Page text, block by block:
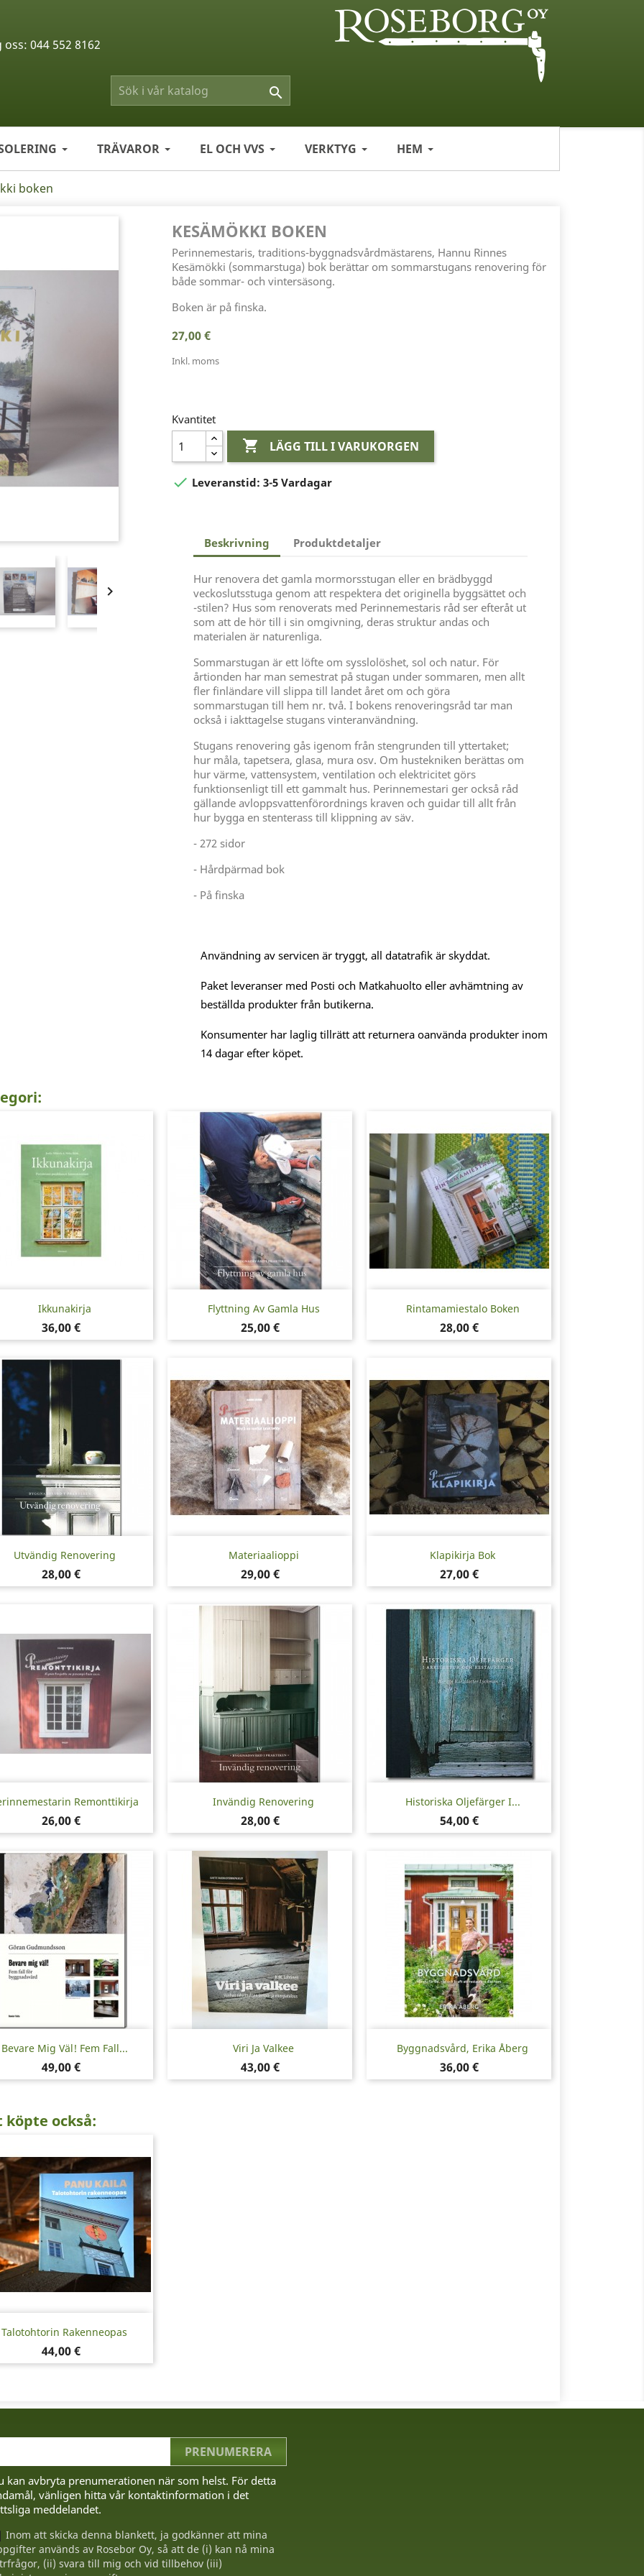

TRÄVAROR EL OCH VVS VERKTYG HEM
oss: 044 552 8162
boken

KESÄMÖKKI BOKEN
Perinnemestaris, traditions-byggnadsvårdmästarens, Hannu Rinnes
Kesämökki (sommarstuga) bok berättar om sommarstugans renovering för
både sommar- och vintersäsong.
Boken är på finska.
27,00 €
Inkl. moms
Kvantitet
 LÄGG TILL I VARUKORGEN
 Leveranstid: 3-5 Vardagar
Beskrivning Produktdetaljer
Hur renovera det gamla mormorsstugan eller en brädbyggd
veckoslutsstuga genom att respektera det originella byggsättet och
-stilen? Hus som renoverats med Perinnemestaris råd ser efteråt ut
som att de hör till i sin omgivning, deras struktur andas och
materialen är naturenliga.
Sommarstugan är ett löfte om sysslolöshet, sol och natur. För
årtionden har man semestrat på stugan under sommaren, men allt
fler finländare vill slippa till landet året om och göra
sommarstugan till hem nr. två. I bokens renoveringsråd tar man
också i iakttagelse stugans vinteranvändning.
Stugans renovering gås igenom från stengrunden till yttertaket;
hur måla, tapetsera, glasa, mura osv. Om hustekniken berättas om
hur värme, vattensystem, ventilation och elektricitet görs
funktionsenligt till ett gammalt hus. Perinnemestari ger också råd
gällande avloppsvattenförordnings kraven och guidar till allt från
hur bygga en stenterass till klippning av säv.
- 272 sidor
- Hårdpärmad bok
- På finska
Användning av servicen är tryggt, all datatrafik är skyddat.
Paket leveranser med Posti och Matkahuolto eller avhämtning av
beställda produkter från butikerna.
Konsumenter har laglig tillrätt att returnera oanvända produkter inom
14 dagar efter köpet.
Ikkunakirja
Pris
36,00 €
Snabbvy Flyttning Av Gamla Hus
Pris
25,00 €
Snabbvy Rintamamiestalo Boken
Pris
28,00 €
Snabbvy
Utvändig Renovering
Pris
28,00 €
Snabbvy Materiaalioppi
Pris
29,00 €
Snabbvy Klapikirja Bok
Pris
27,00 €
Snabbvy
Remonttikirja
Pris
26,00 €
Snabbvy Invändig Renovering
Pris
28,00 €
Snabbvy Historiska Oljefärger I...
Pris
54,00 €
Snabbvy
Bevare Mig Väl! Fem Fall...
Pris
49,00 €
Snabbvy Viri Ja Valkee
Pris
43,00 €
Snabbvy Byggnadsvård, Erika Åberg
Pris
36,00 €
Snabbvy
också:
Talotohtorin Rakenneopas
Pris
44,00 €
Snabbvy
kan avbryta prenumerationen när som helst. För detta
vänligen hitta vår kontaktinformation i det
meddelandet.
Inom att skicka denna blankett, ja godkänner att mina
används av Rosebor Oy, så att de (i) kan nå mina
(ii) svara till mig och vid tillbehov (iii)